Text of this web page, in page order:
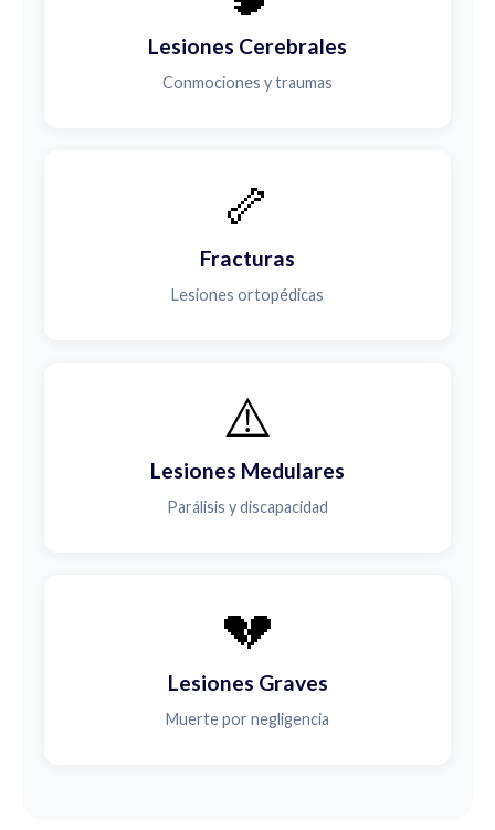
Lesiones Cerebrales
Conmociones y traumas
🦴
Fracturas
Lesiones ortopédicas
⚠️
Lesiones Medulares
Parálisis y discapacidad
💔
Lesiones Graves
Muerte por negligencia